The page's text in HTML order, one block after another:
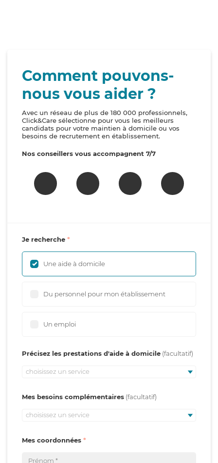
Comment pouvons-
nous vous aider ?
Avec un réseau de plus de 180 000 professionnels,
Click&Care sélectionne pour vous les meilleurs
candidats pour votre maintien à domicile ou vos
besoins de recrutement en établissement.
Nos conseillers vous accompagnent 7/7
Je recherche
Une aide à domicile
Du personnel pour mon établissement
Un emploi
Précisez les prestations d'aide à domicile
choisissez un service
Mes besoins complémentaires
choisissez un service
Mes coordonnées